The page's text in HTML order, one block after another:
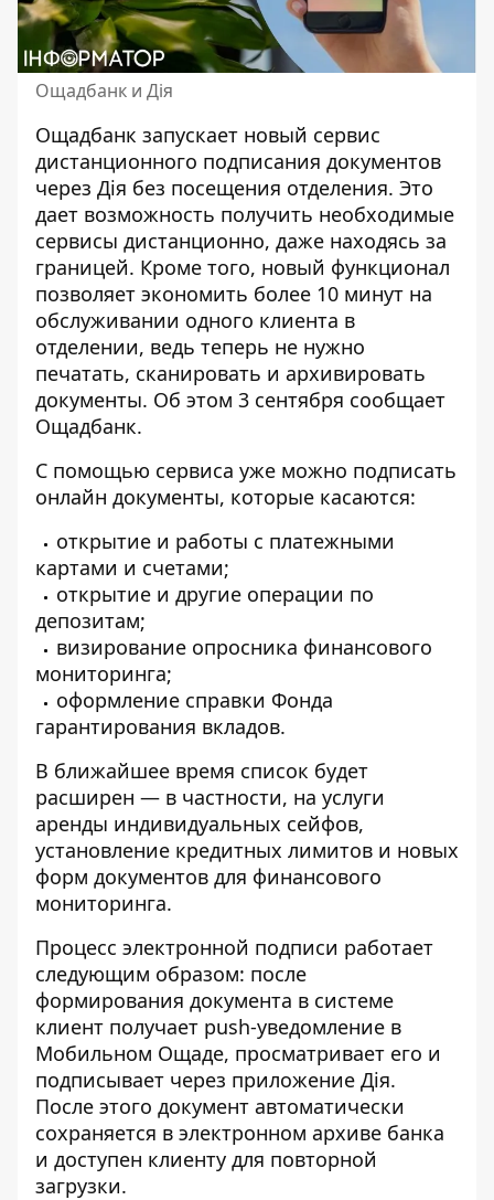
Ощадбанк и Дія
Ощадбанк запускает новый сервис
дистанционного подписания документов
через Дія без посещения отделения. Это
дает возможность получить необходимые
сервисы дистанционно, даже находясь за
границей. Кроме того, новый функционал
позволяет экономить более 10 минут на
обслуживании одного клиента в
отделении, ведь теперь не нужно
печатать, сканировать и архивировать
документы. Об этом 3 сентября сообщает
Ощадбанк.
С помощью сервиса уже можно подписать
онлайн документы, которые касаются:
открытие и работы с платежными
картами и счетами;
открытие и другие операции по
депозитам;
визирование опросника финансового
мониторинга;
оформление справки Фонда
гарантирования вкладов.
В ближайшее время список будет
расширен — в частности, на услуги
аренды индивидуальных сейфов,
установление кредитных лимитов и новых
форм документов для финансового
мониторинга.
Процесс электронной подписи работает
следующим образом: после
формирования документа в системе
клиент получает push-уведомление в
Мобильном Ощаде, просматривает его и
подписывает через приложение Дія.
После этого документ автоматически
сохраняется в электронном архиве банка
и доступен клиенту для повторной
загрузки.